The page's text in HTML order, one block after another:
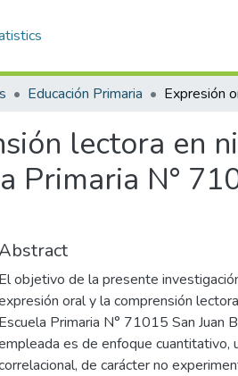
Educación Primaria
lectora en
N°
El objetivo de la presente
oral y la comprensión
Escuela Primaria N° 71015 San Juan
es de enfoque cuantitativo,
de carácter no